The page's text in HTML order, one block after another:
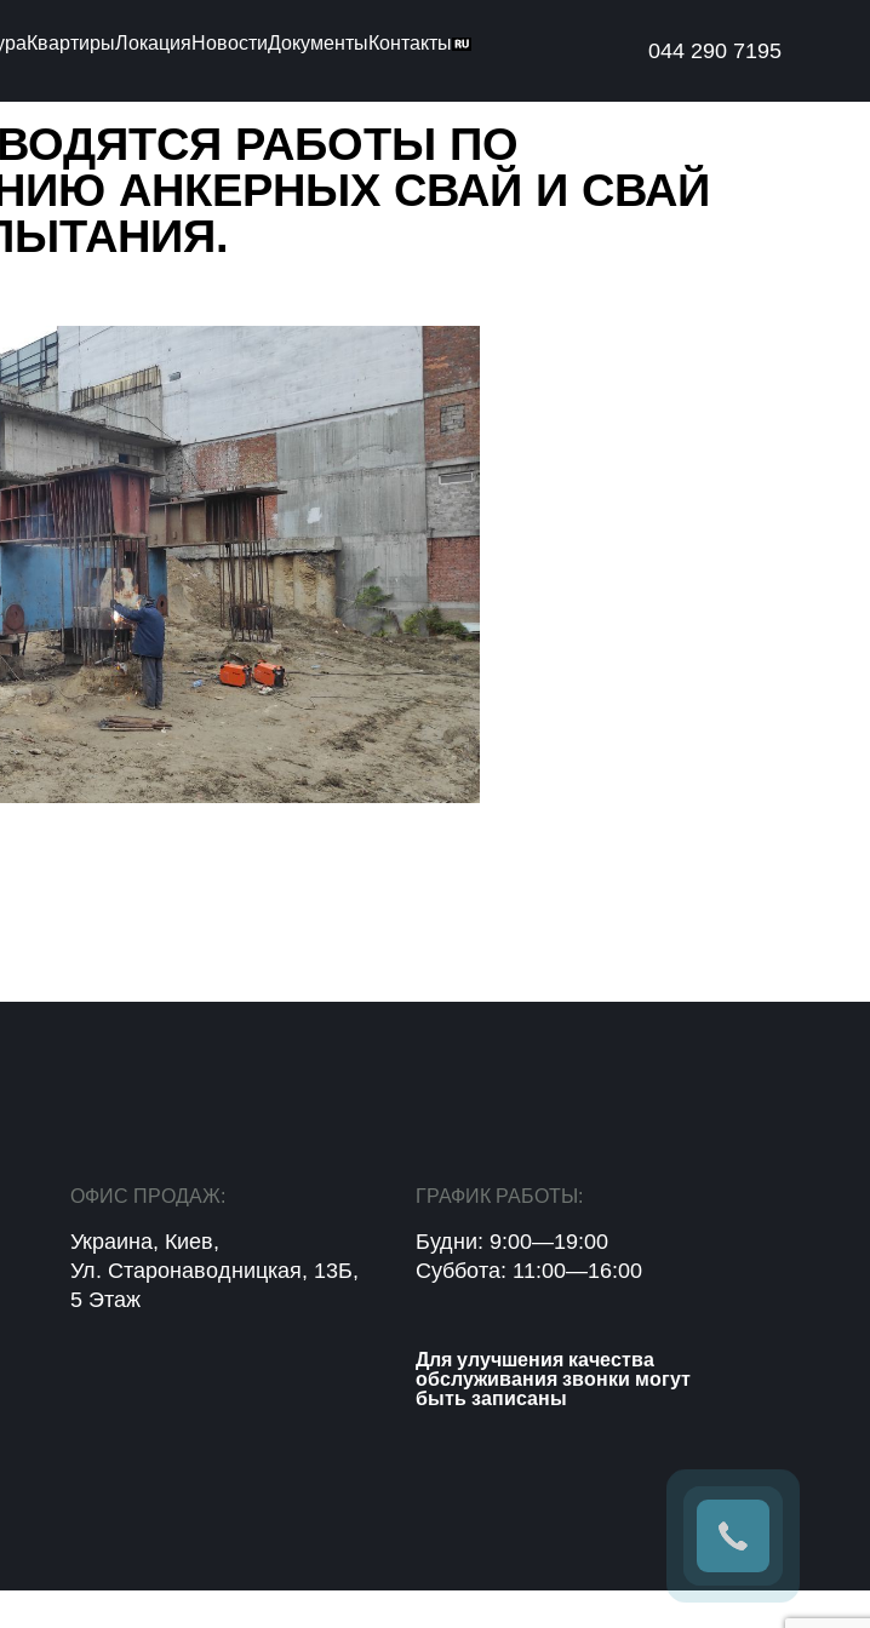
КвартирыЛокацияНовостиДокументыКонтакты 044 290 7195
РАБОТЫ ПО
АНКЕРНЫХ СВАЙ И СВАЙ
ОФИС ПРОДАЖ:
Украина, Киев,
Ул. Старонаводницкая, 13Б,
5 Этаж
ГРАФИК РАБОТЫ:
Будни: 9:00—19:00
Суббота: 11:00—16:00
Для улучшения качества
обслуживания звонки могут
быть записаны